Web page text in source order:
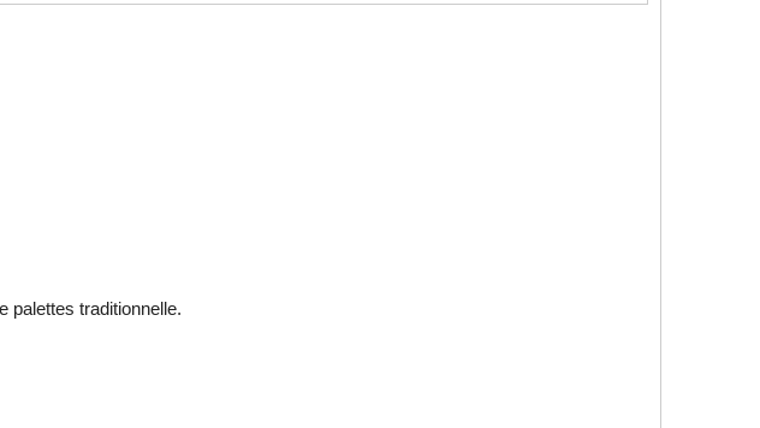
palettes traditionnelle.